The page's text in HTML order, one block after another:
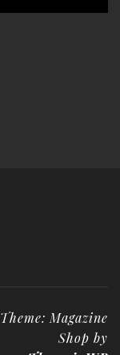
Theme: Magazine
Shop by